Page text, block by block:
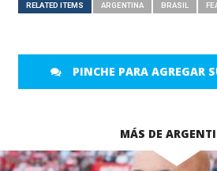
RELATED ITEMS ARGENTINA BRASIL
PINCHE PARA AGREGAR
MÁS DE